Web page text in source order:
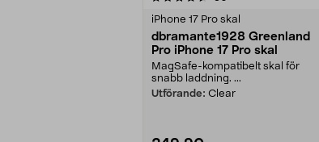
iPhone 17 Pro skal
dbramante1928 Greenland
Pro iPhone 17 Pro skal
MagSafe-kompatibelt skal för
snabb laddning. ...
Utförande: Clear